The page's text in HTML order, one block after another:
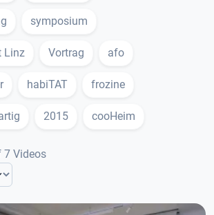
symposium
Linz Vortrag afo
habiTAT frozine
2015 cooHeim
7 Videos